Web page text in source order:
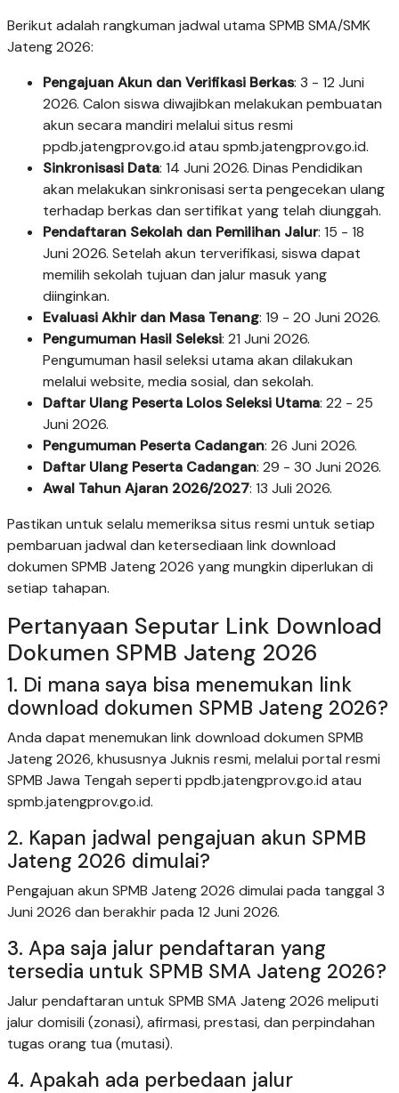
Berikut adalah rangkuman jadwal utama SPMB SMA/SMK
Jateng 2026:
Pengajuan Akun dan Verifikasi Berkas: 3 - 12 Juni
2026. Calon siswa diwajibkan melakukan pembuatan
akun secara mandiri melalui situs resmi
ppdb.jatengprov.go.id atau spmb.jatengprov.go.id.
Sinkronisasi Data: 14 Juni 2026. Dinas Pendidikan
akan melakukan sinkronisasi serta pengecekan ulang
terhadap berkas dan sertifikat yang telah diunggah.
Pendaftaran Sekolah dan Pemilihan Jalur: 15 - 18
Juni 2026. Setelah akun terverifikasi, siswa dapat
memilih sekolah tujuan dan jalur masuk yang
diinginkan.
Evaluasi Akhir dan Masa Tenang: 19 - 20 Juni 2026.
Pengumuman Hasil Seleksi: 21 Juni 2026.
Pengumuman hasil seleksi utama akan dilakukan
melalui website, media sosial, dan sekolah.
Daftar Ulang Peserta Lolos Seleksi Utama: 22 - 25
Juni 2026.
Pengumuman Peserta Cadangan: 26 Juni 2026.
Daftar Ulang Peserta Cadangan: 29 - 30 Juni 2026.
Awal Tahun Ajaran 2026/2027: 13 Juli 2026.
Pastikan untuk selalu memeriksa situs resmi untuk setiap
pembaruan jadwal dan ketersediaan link download
dokumen SPMB Jateng 2026 yang mungkin diperlukan di
setiap tahapan.
Pertanyaan Seputar Link Download
Dokumen SPMB Jateng 2026
1. Di mana saya bisa menemukan link
download dokumen SPMB Jateng 2026?
Anda dapat menemukan link download dokumen SPMB
Jateng 2026, khususnya Juknis resmi, melalui portal resmi
SPMB Jawa Tengah seperti ppdb.jatengprov.go.id atau
spmb.jatengprov.go.id.
2. Kapan jadwal pengajuan akun SPMB
Jateng 2026 dimulai?
Pengajuan akun SPMB Jateng 2026 dimulai pada tanggal 3
Juni 2026 dan berakhir pada 12 Juni 2026.
3. Apa saja jalur pendaftaran yang
tersedia untuk SPMB SMA Jateng 2026?
Jalur pendaftaran untuk SPMB SMA Jateng 2026 meliputi
jalur domisili (zonasi), afirmasi, prestasi, dan perpindahan
tugas orang tua (mutasi).
4. Apakah ada perbedaan jalur